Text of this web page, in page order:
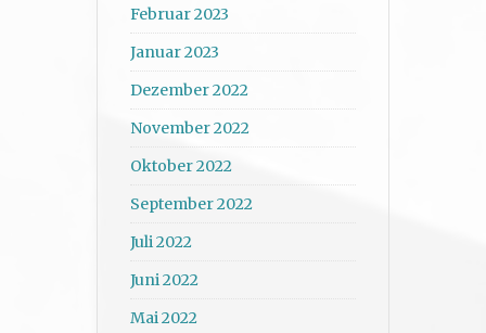
Februar 2023
Januar 2023
Dezember 2022
November 2022
Oktober 2022
September 2022
Juli 2022
Juni 2022
Mai 2022